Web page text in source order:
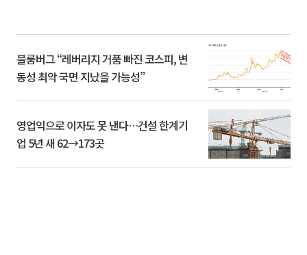
블룸버그 “레버리지 거품 빠진 코스피, 변
동성 최악 국면 지났을 가능성”
영업익으로 이자도 못 낸다…건설 한계기
업 5년 새 62→173곳